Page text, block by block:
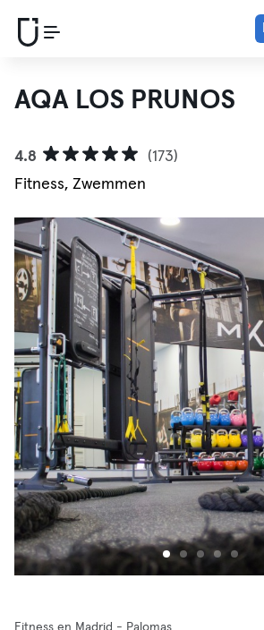
AQA LOS PRUNOS
4.8
(173)
Fitness, Zwemmen
Fitness en Madrid - Palomas